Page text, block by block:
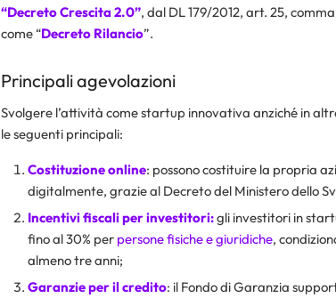
“Decreto Crescita 2.0”, dal DL 179/2012, art. 25,
come “Decreto Rilancio”.
Principali agevolazioni
Svolgere l’attività come startup innovativa anziché in
le seguenti principali:
Costituzione online: possono costituire la propria
digitalmente, grazie al Decreto del Ministero dello
Incentivi fiscali per investitori:gli investitori in
fino al 30% per persone fisiche e giuridiche,
almeno tre anni;
Garanzie per il credito: il Fondo di Garanzia